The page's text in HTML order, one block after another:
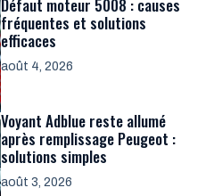
Défaut moteur 5008 : causes
fréquentes et solutions
efficaces
août 4, 2026
Voyant Adblue reste allumé
après remplissage Peugeot :
solutions simples
août 3, 2026